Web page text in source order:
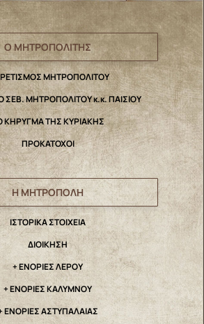
Ο ΜΗΤΡΟΠΟΛΙΤΗΣ
ΜΗΤΡΟΠΟΛΙΤΟΥ
ΣΕΒ. ΜΗΤΡΟΠΟΛΙΤΟΥ κ.κ. ΠΑΙΣΙΟΥ
ΚΗΡΥΓΜΑ ΤΗΣ ΚΥΡΙΑΚΗΣ
ΠΡΟΚΑΤΟΧΟΙ
Η ΜΗΤΡΟΠΟΛΗ
IΣΤΟΡΙΚΑ ΣΤΟΙΧΕΙΑ
ΔΙΟΙΚΗΣΗ
+ ΕΝΟΡΙΕΣ ΛΕΡΟΥ
+ ΕΝΟΡΙΕΣ ΚΑΛΥΜΝΟΥ
ΕΝΟΡΙΕΣ ΑΣΤΥΠΑΛΑΙΑΣ